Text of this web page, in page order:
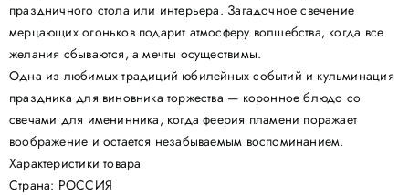
Политика конфиденциальности
праздничного стола или интерьера. Загадочное свечение
мерцающих огоньков подарит атмосферу волшебства, когда все
желания сбываются, а мечты осуществимы.
Одна из любимых традиций юбилейных событий и кульминация
праздника для виновника торжества — коронное блюдо со
свечами для именинника, когда феерия пламени поражает
воображение и остается незабываемым воспоминанием.
Характеристики товара
Страна: РОССИЯ